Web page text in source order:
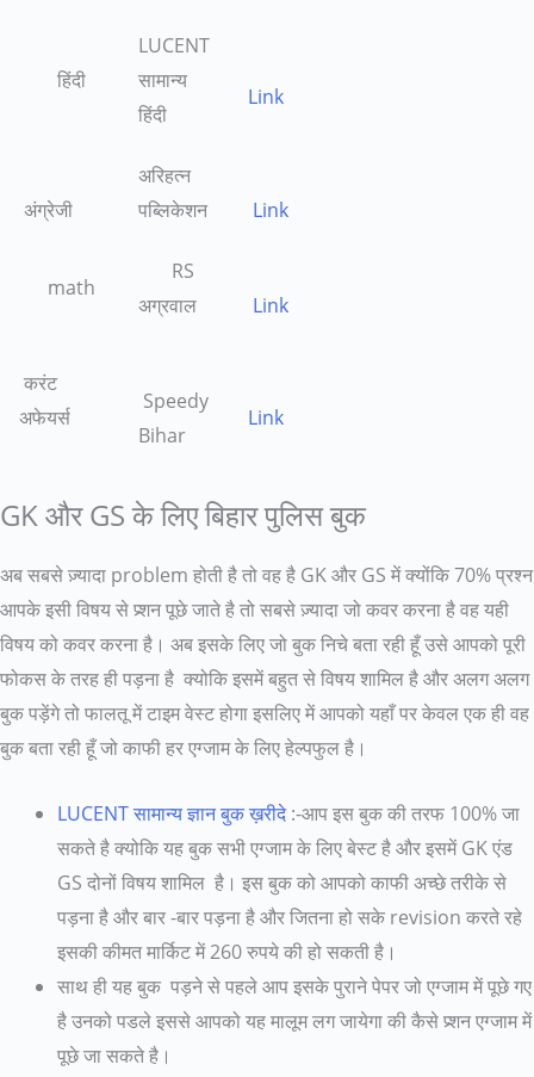
हिंदी
LUCENT
सामान्य
हिंदी
Link
अंग्रेजी
अरिहत्न
पब्लिकेशन
Link
math
RS
अग्रवाल
Link
करंट
अफेयर्स
Speedy
Bihar
Link
GK और GS के लिए बिहार पुलिस बुक
अब सबसे ज़्यादा problem होती है तो वह है GK और GS में क्योंकि 70% प्रश्न
आपके इसी विषय से प्र्शन पूछे जाते है तो सबसे ज़्यादा जो कवर करना है वह यही
विषय को कवर करना है। अब इसके लिए जो बुक निचे बता रही हूँ उसे आपको पूरी
फोकस के तरह ही पड़ना है क्योकि इसमें बहुत से विषय शामिल है और अलग अलग
बुक पड़ेंगे तो फालतू में टाइम वेस्ट होगा इसलिए में आपको यहाँ पर केवल एक ही वह
बुक बता रही हूँ जो काफी हर एग्जाम के लिए हेल्पफुल है।
LUCENT सामान्य ज्ञान बुक ख़रीदे:-आप इस बुक की तरफ 100% जा
सकते है क्योकि यह बुक सभी एग्जाम के लिए बेस्ट है और इसमें GK एंड
GS दोनों विषय शामिल है। इस बुक को आपको काफी अच्छे तरीके से
पड़ना है और बार -बार पड़ना है और जितना हो सके revision करते रहे
इसकी कीमत मार्किट में260 रुपये की हो सकती है।
साथ ही यह बुक पड़ने से पहले आप इसके पुराने पेपर जो एग्जाम में पूछे गए
है उनको पडले इससे आपको यह मालूम लग जायेगा की कैसे प्र्शन एग्जाम में
पूछे जा सकते है।